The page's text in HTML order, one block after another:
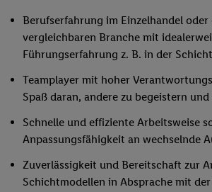
Berufserfahrung im Einzelhandel oder
vergleichbaren Branche mit
Führungserfahrung z. B. in der
Teamplayer mit hoher
Spaß daran, andere zu begeistern
Schnelle und effiziente Arbeitsweise
Anpassungsfähigkeit an wechselnde
Zuverlässigkeit und Bereitschaft zur
Schichtmodellen in Absprache mit